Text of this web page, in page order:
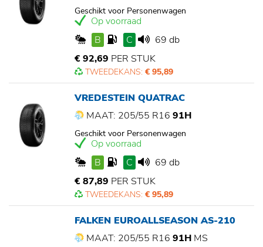
Geschikt voor Personenwagen
Op voorraad
B
C
69 db
€ 92,69 PER STUK
TWEEDEKANS: € 95,89
VREDESTEIN QUATRAC
MAAT: 205/55 R16 91H
Geschikt voor Personenwagen
Op voorraad
B
C
69 db
€ 87,89 PER STUK
TWEEDEKANS: € 95,89
FALKEN EUROALLSEASON AS-210
MAAT: 205/55 R16 91H MS